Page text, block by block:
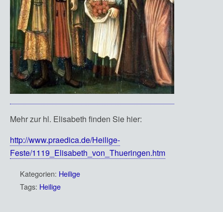
Mehr zur hl. Elisabeth finden Sie hier:
http://www.praedica.de/Heilige-
Feste/1119_Elisabeth_von_Thueringen.htm
Kategorien: Heilige
Tags: Heilige